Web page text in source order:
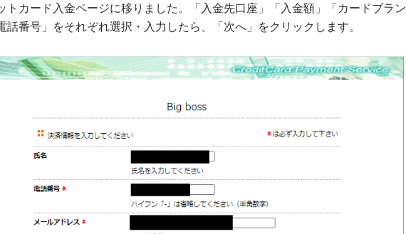
トカード入金ページに移りました。「入金先口座」「入金額」「カードブラン
話番号」をそれぞれ選択・入力したら、「次へ」をクリックします。